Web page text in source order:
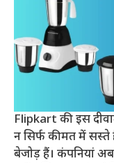
Flipkart की इस
न सिर्फ कीमत में सस्ते
बेजोड़ हैं। कंपनियां